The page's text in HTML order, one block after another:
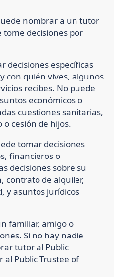
nombrar a un tutor
decisiones por
decisiones específicas
con quién vives, algunos
recibes. No puede
económicos o
cuestiones sanitarias,
cesión de hijos.
tomar decisiones
financieros o
decisiones sobre su
contrato de alquiler,
y asuntos jurídicos
familiar, amigo o
Si no hay nadie
tutor al Public
al Public Trustee of